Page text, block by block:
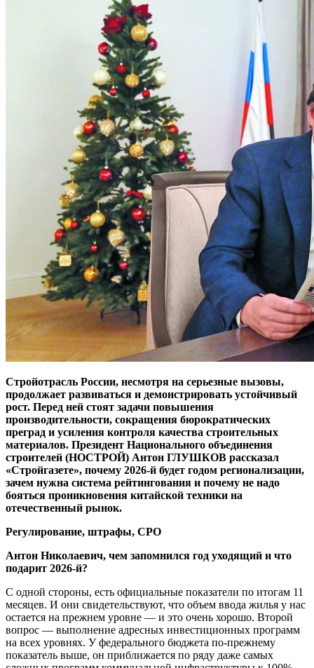
Стройотрасль России, несмотря на серьезные вызовы,
продолжает развиваться и демонстрировать устойчивый
рост. Перед ней стоят задачи повышения
производительности, сокращения бюрократических
преград и усиления контроля качества строительных
материалов. Президент Национального объединения
строителей (НОСТРОЙ) Антон ГЛУШКОВ рассказал
«Стройгазете», почему 2026-й будет годом регионализации,
зачем нужна система рейтингования и почему не надо
бояться проникновения китайской техники на
отечественный рынок.
Регулирование, штрафы, СРО
Антон Николаевич, чем запомнился год уходящий и что
подарит 2026-й?
С одной стороны, есть официальные показатели по итогам 11
месяцев. И они свидетельствуют, что объем ввода жилья у нас
остается на прежнем уровне — и это очень хорошо. Второй
вопрос — выполнение адресных инвестиционных программ
на всех уровнях. У федерального бюджета по-прежнему
показатель выше, он приближается по ряду даже самых